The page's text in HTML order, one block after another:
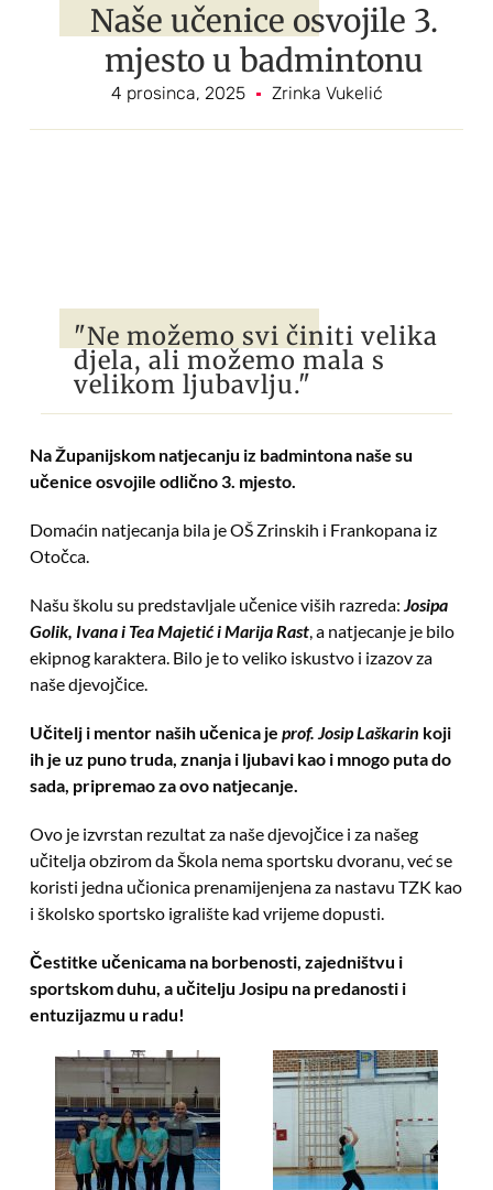
Naše učenice osvojile 3.
mjesto u badmintonu
4 prosinca, 2025 Zrinka Vukelić
"Ne možemo svi činiti velika
djela, ali možemo mala s
velikom ljubavlju."
Na Županijskom natjecanju iz badmintona naše su
učenice osvojile odlično 3. mjesto.
Domaćin natjecanja bila je OŠ Zrinskih i Frankopana iz
Otočca.
Našu školu su predstavljale učenice viših razreda: Josipa
Golik, Ivana i Tea Majetić i Marija Rast, a natjecanje je bilo
ekipnog karaktera. Bilo je to veliko iskustvo i izazov za
naše djevojčice.
Učitelj i mentor naših učenica je prof. Josip Laškarin koji
ih je uz puno truda, znanja i ljubavi kao i mnogo puta do
sada, pripremao za ovo natjecanje.
Ovo je izvrstan rezultat za naše djevojčice i za našeg
učitelja obzirom da Škola nema sportsku dvoranu, već se
koristi jedna učionica prenamijenjena za nastavu TZK kao
i školsko sportsko igralište kad vrijeme dopusti.
Čestitke učenicama na borbenosti, zajedništvu i
sportskom duhu, a učitelju Josipu na predanosti i
entuzijazmu u radu!